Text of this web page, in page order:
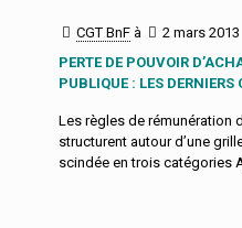
CGT BnF à
2 mars 2013
PERTE DE POUVOIR
PUBLIQUE : LES DERNIERS
Les règles de rémunération
structurent autour d’une
scindée en trois catégories